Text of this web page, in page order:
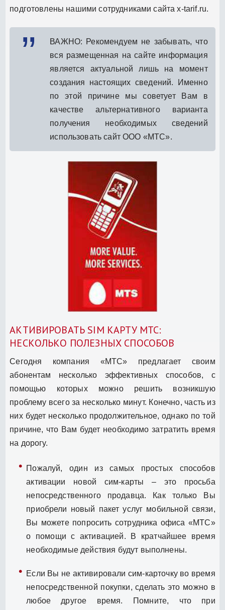
подготовлены нашими сотрудниками сайта x-tarif.ru.
ВАЖНО: Рекомендуем не забывать, что
вся размещенная на сайте информация
является актуальной лишь на момент
создания настоящих сведений. Именно
по этой причине мы советует Вам в
качестве альтернативного варианта
получения необходимых сведений
использовать сайт ООО «МТС».
АКТИВИРОВАТЬ SIM КАРТУ МТС:
НЕСКОЛЬКО ПОЛЕЗНЫХ СПОСОБОВ
Сегодня компания «МТС» предлагает своим
абонентам несколько эффективных способов, с
помощью которых можно решить возникшую
проблему всего за несколько минут. Конечно, часть из
них будет несколько продолжительное, однако по той
причине, что Вам будет необходимо затратить время
на дорогу.
Пожалуй, один из самых простых способов
активации новой сим-карты – это просьба
непосредственного продавца. Как только Вы
приобрели новый пакет услуг мобильной связи,
Вы можете попросить сотрудника офиса «МТС»
о помощи с активацией. В кратчайшее время
необходимые действия будут выполнены.
Если Вы не активировали сим-карточку во время
непосредственной покупки, сделать это можно в
любое другое время. Помните, что при